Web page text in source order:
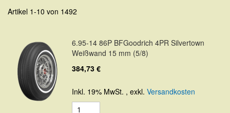
Artikel 1-10 von 1492
6.95-14 86P BFGoodrich 4PR Silvertown
Weißwand 15 mm (5/8)
384,73 €
Inkl. 19% MwSt. , exkl. Versandkosten